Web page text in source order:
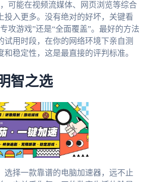
可能在视频流媒体、网页浏览等综合
投入更多。没有绝对的好坏，关键看
攻游戏”还是“全面覆盖”。最好的方法
试用时段，在你的网络环境下亲自测
和稳定性，这是最直接的评判标准。
智之选
选择一款靠谱的电脑加速器，远不止